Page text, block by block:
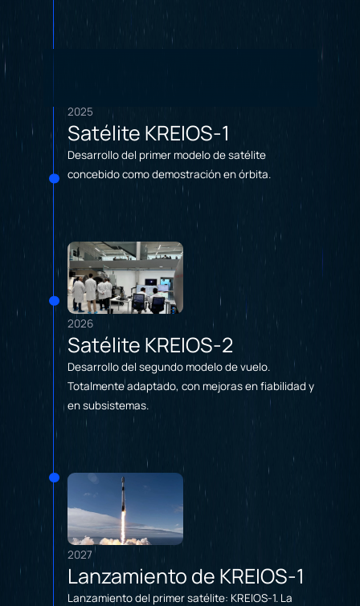
2025
Satélite KREIOS-1
Desarrollo del primer modelo de satélite
concebido como demostración en órbita.
2026
Satélite KREIOS-2
Desarrollo del segundo modelo de vuelo.
Totalmente adaptado, con mejoras en fiabilidad y
en subsistemas.
2027
Lanzamiento de KREIOS-1
Lanzamiento del primer satélite: KREIOS-1. La